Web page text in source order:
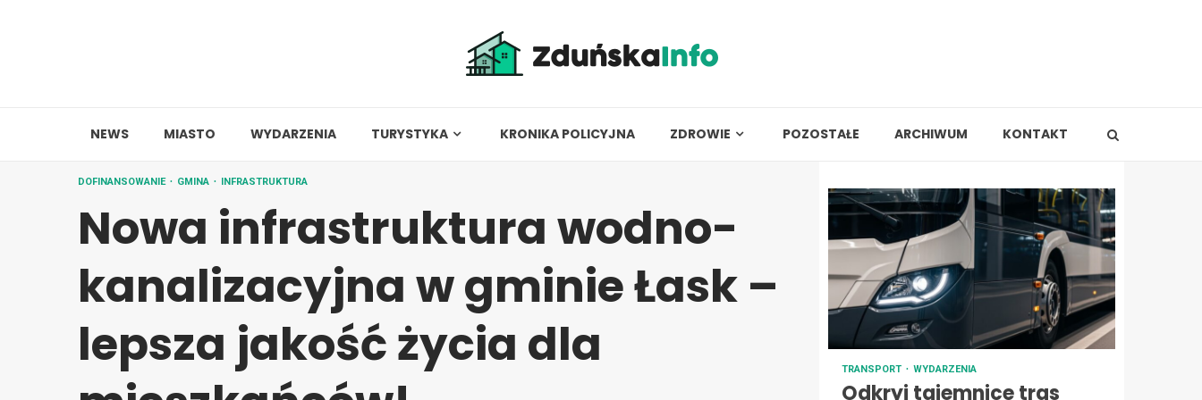
NEWS MIASTO WYDARZENIA TURYSTYKA KRONIKA POLICYJNA ZDROWIE POZOSTAŁE ARCHIWUM KONTAKT
DOFINANSOWANIE GMINA INFRASTRUKTURA
Nowa infrastruktura wodno-
kanalizacyjna w gminie Łask –
lepsza jakość życia dla
TRANSPORT WYDARZENIA
Odkryj tajemnice tras